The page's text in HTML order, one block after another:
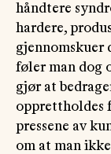
håndtere
hardere,
gjennomskuer
føler man dog
gjør at
opprettholdes
pressene av
om at man